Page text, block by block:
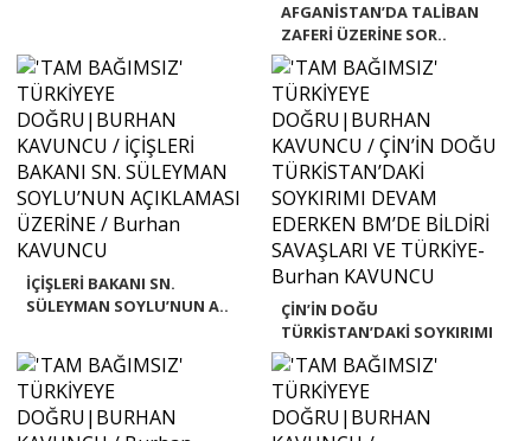
AFGANİSTAN’DA TALİBAN
ZAFERİ ÜZERİNE SOR..
İÇİŞLERİ BAKANI SN.
SÜLEYMAN SOYLU’NUN A..
ÇİN’İN DOĞU
TÜRKİSTAN’DAKİ SOYKIRIMI
DEV..